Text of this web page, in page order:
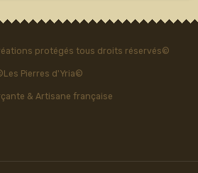
protégés tous droits réservés©
Pierres d'Yria©
& Artisane française